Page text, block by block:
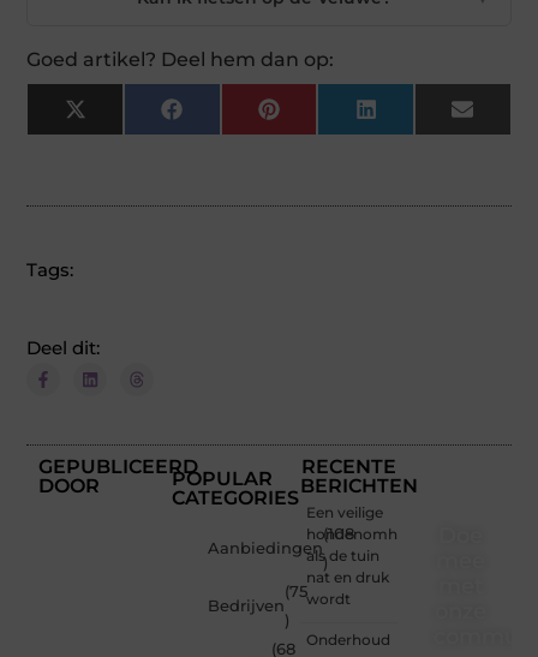
Goed artikel? Deel hem dan op:
X
(Twitter)
Facebook Pinterest LinkedIn Email
Tags:
Deel dit:
GEPUBLICEERD
DOOR
POPULAR
CATEGORIES
Aanbiedingen
(108
)
Bedrijven
(75
)
(68
RECENTE
BERICHTEN
Een veilige
hondenomheining
als de tuin
nat en druk
wordt
Onderhoud